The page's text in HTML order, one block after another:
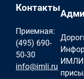
Контакты
Приемная:
(495) 690-
50-30
info@imli.ru
ИМЛИ